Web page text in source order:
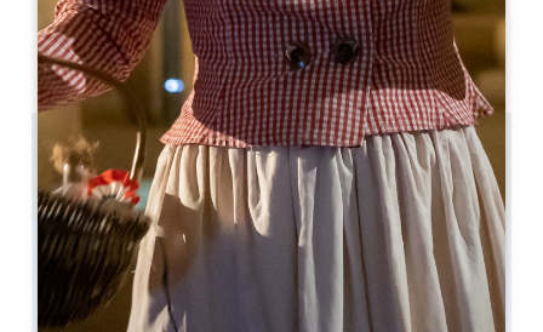
05 57 55 28 20
Pónganse en contacto con nosotros
Capacidad de la sala en forma de U : 20
Capacidad del teatro : 40
11.5 km
Copiar código GPS